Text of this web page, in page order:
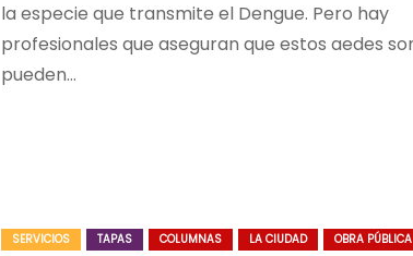
la especie que transmite el Dengue. Pero hay
profesionales que aseguran que estos aedes
pueden…
SERVICIOS TAPAS COLUMNAS LA CIUDAD OBRA PÚBLICA